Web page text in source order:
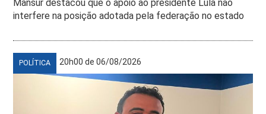
Mansur destacou que o apoio ao presidente Lula não
interfere na posição adotada pela federação no estado
POLÍTICA 20h00 de 06/08/2026